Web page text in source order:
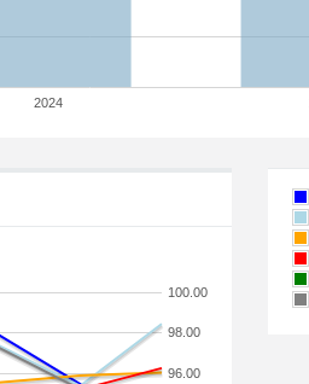
2024
96.00
98.00
100.00